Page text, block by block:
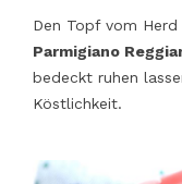
Den Topf vom Herd
Parmigiano
bedeckt ruhen
Köstlichkeit.